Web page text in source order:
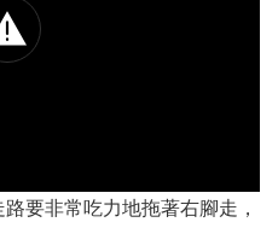
要非常吃力地拖著右腳走，